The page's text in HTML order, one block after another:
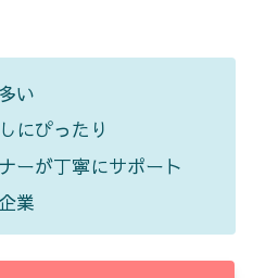
い
にぴったり
ーが丁寧にサポート
業